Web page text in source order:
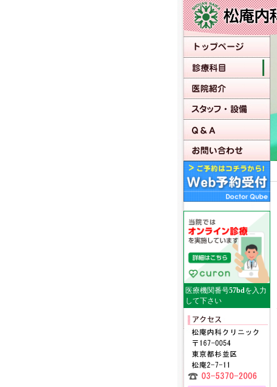
医療機関番号57bdを入力
して下さい